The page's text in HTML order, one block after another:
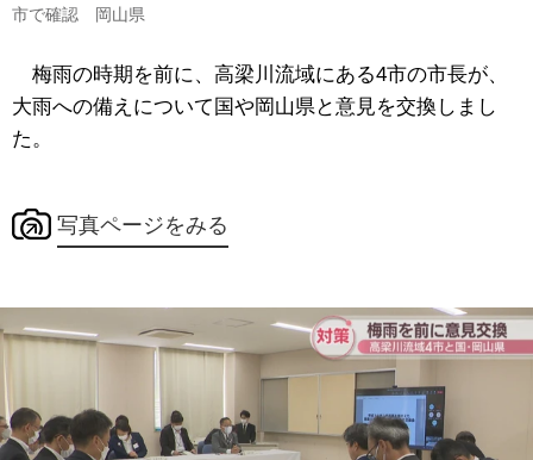
市で確認 岡山県
梅雨の時期を前に、高梁川流域にある4市の市長が、
大雨への備えについて国や岡山県と意見を交換しまし
た。
写真ページをみる